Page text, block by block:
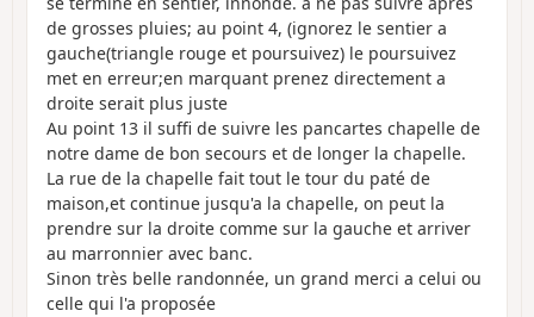
de grosses pluies; au point 4, (ignorez le sentier a
gauche(triangle rouge et poursuivez) le poursuivez
met en erreur;en marquant prenez directement a
droite serait plus juste
Au point 13 il suffi de suivre les pancartes chapelle de
notre dame de bon secours et de longer la chapelle.
La rue de la chapelle fait tout le tour du paté de
maison,et continue jusqu'a la chapelle, on peut la
prendre sur la droite comme sur la gauche et arriver
au marronnier avec banc.
Sinon très belle randonnée, un grand merci a celui ou
celle qui l'a proposée